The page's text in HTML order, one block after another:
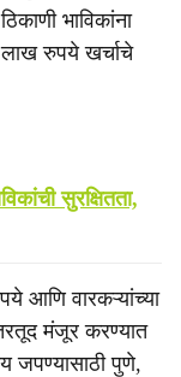
भाविकांना
लाख रुपये खर्चाचे
सुरक्षितता,
आणि वारकऱ्यांच्या
मंजूर करण्यात
जपण्यासाठी पुणे,